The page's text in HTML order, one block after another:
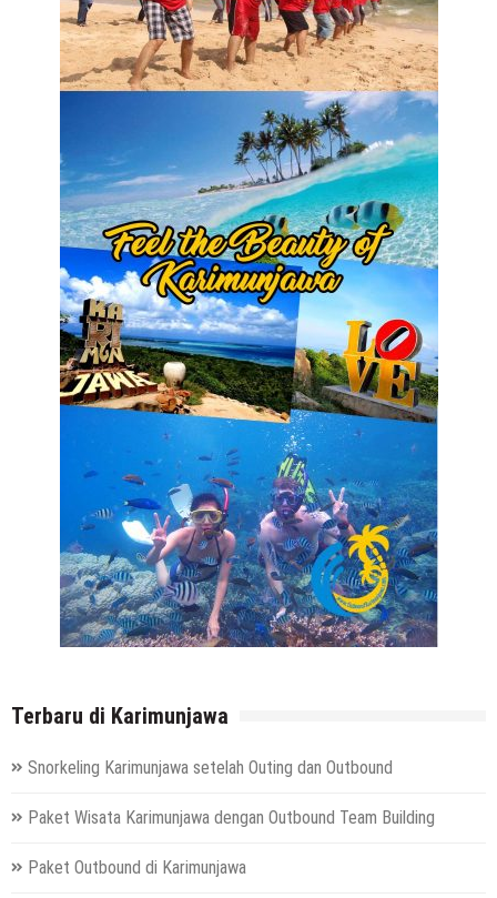
Terbaru di Karimunjawa
Snorkeling Karimunjawa setelah Outing dan Outbound
Paket Wisata Karimunjawa dengan Outbound Team Building
Paket Outbound di Karimunjawa